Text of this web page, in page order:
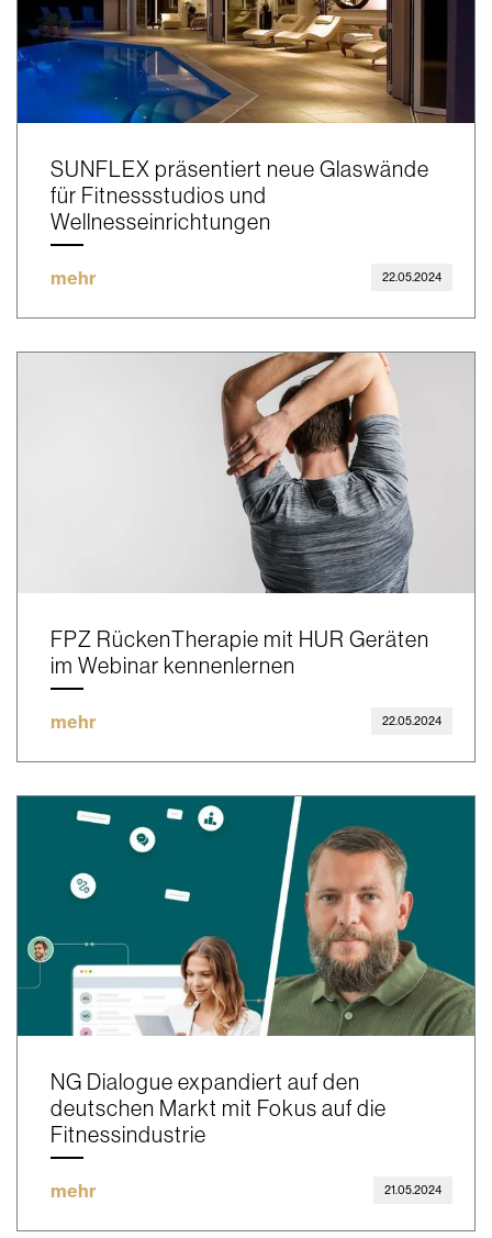
SUNFLEX präsentiert neue Glaswände
für Fitnessstudios und
Wellnesseinrichtungen
mehr 22.05.2024
FPZ RückenTherapie mit HUR Geräten
im Webinar kennenlernen
mehr 22.05.2024
NG Dialogue expandiert auf den
deutschen Markt mit Fokus auf die
Fitnessindustrie
mehr 21.05.2024